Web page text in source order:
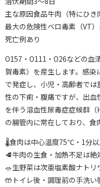
主な原因食品牛肉（特にひ
最大の危険性ベロ毒素（VT
死亡例あり
O157・O111・O26などの血
賀毒素）を産生します。感
で発症し、小児・高齢者で
性の下痢・腹痛ですが、出
を伴う溶血性尿毒症症候群
の腸管内に常在しており、食
🌡食肉は中心温度75℃・1分
🥩牛肉の生食・加熱不足は絶
🥗生野菜は次亜塩素酸ナトリ
🤲トイレ後・調理前の手洗い